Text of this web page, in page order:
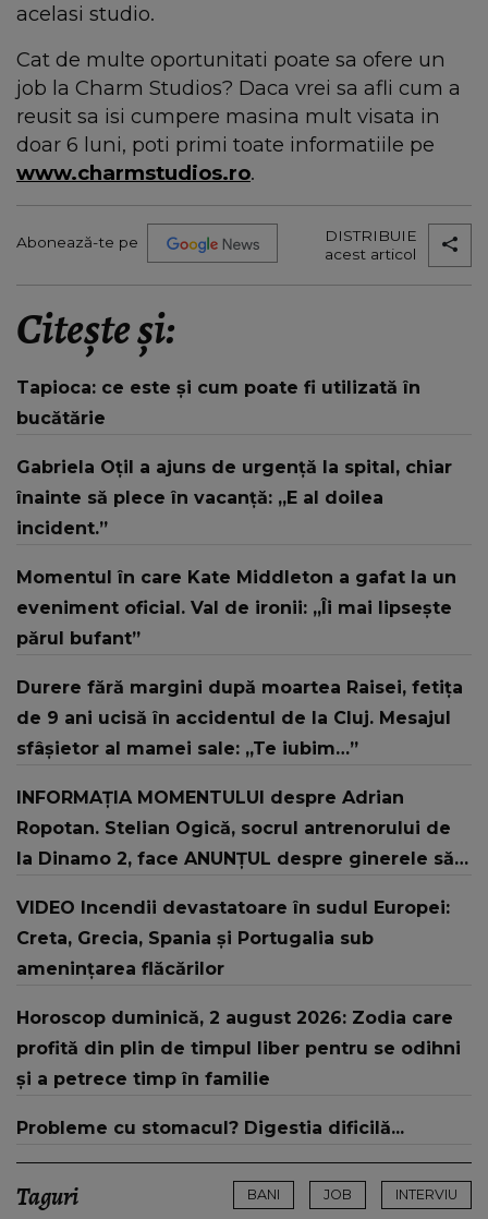
acelasi studio.
Cat de multe oportunitati poate sa ofere un
job la Charm Studios? Daca vrei sa afli cum a
reusit sa isi cumpere masina mult visata in
doar 6 luni, poti primi toate informatiile pe
www.charmstudios.ro.
Abonează-te pe
DISTRIBUIE
acest articol
Citește și:
Tapioca: ce este și cum poate fi utilizată în
bucătărie
Gabriela Oțil a ajuns de urgență la spital, chiar
înainte să plece în vacanță: „E al doilea
incident.”
Momentul în care Kate Middleton a gafat la un
eveniment oficial. Val de ironii: „Îi mai lipsește
părul bufant”
Durere fără margini după moartea Raisei, fetița
de 9 ani ucisă în accidentul de la Cluj. Mesajul
sfâșietor al mamei sale: „Te iubim…”
INFORMAȚIA MOMENTULUI despre Adrian
Ropotan. Stelian Ogică, socrul antrenorului de
la Dinamo 2, face ANUNȚUL despre ginerele său:
VIDEO Incendii devastatoare în sudul Europei:
Creta, Grecia, Spania și Portugalia sub
amenințarea flăcărilor
Horoscop duminică, 2 august 2026: Zodia care
profită din plin de timpul liber pentru se odihni
și a petrece timp în familie
Probleme cu stomacul? Digestia dificilă...
Taguri BANI JOB INTERVIU